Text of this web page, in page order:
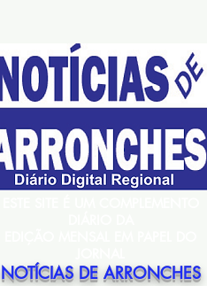
NOTÍCIAS DE ARRONCHES